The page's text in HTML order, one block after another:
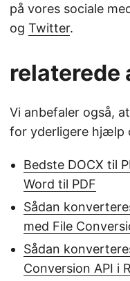
på vores sociale
og Twitter.
relaterede
Vi anbefaler også,
for yderligere hjælp
Bedste DOCX til
Word til PDF
Sådan
med File
Sådan
Conversion API i